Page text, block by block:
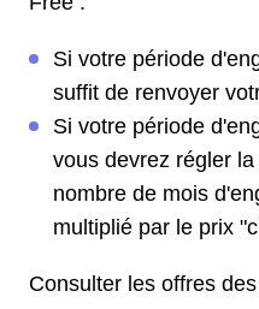
Si votre période
suffit de renvoyer
Si votre période
vous devrez régler
nombre de mois
multiplié par le prix
Consulter les offres